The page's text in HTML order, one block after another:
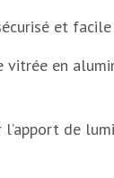
et
en
de